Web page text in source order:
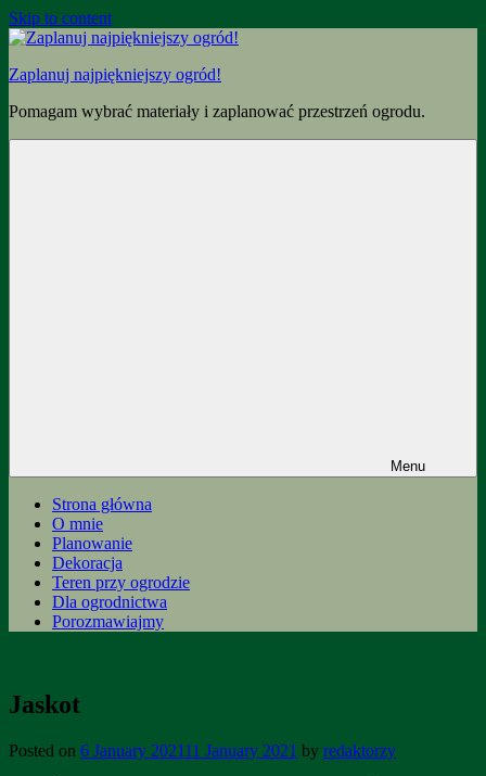
Skip to content
Zaplanuj najpiękniejszy ogród!
Pomagam wybrać materiały i zaplanować przestrzeń ogrodu.
Menu
Strona główna
O mnie
Planowanie
Dekoracja
Teren przy ogrodzie
Dla ogrodnictwa
Porozmawiajmy
Jaskot
Posted on 6 January 202111 January 2021 by redaktorzy